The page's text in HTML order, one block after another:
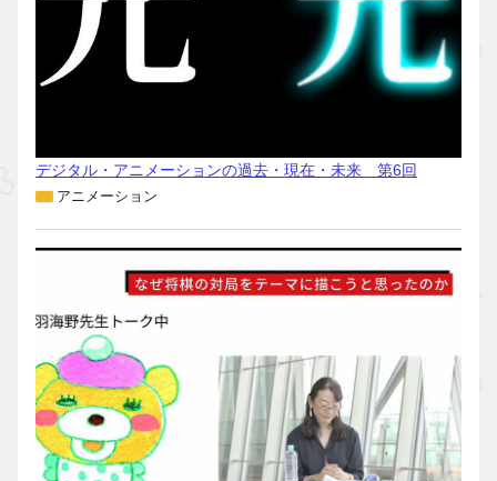
デジタル・アニメーションの過去・現在・未来 第6回
アニメーション